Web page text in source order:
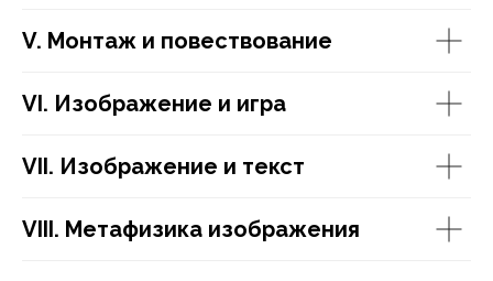
V. Монтаж и повествование
VI. Изображение и игра
VII. Изображение и текст
VIII. Метафизика изображения